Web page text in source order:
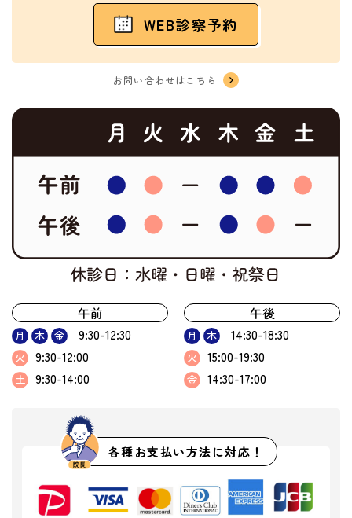
WEB診察予約
お問い合わせはこちら
午前
月 木 金 9:30-12:30
火 9:30-12:00
土 9:30-14:00
午後
月 木 14:30-18:30
火 15:00-19:30
金 14:30-17:00
各種お支払い方法に対応！